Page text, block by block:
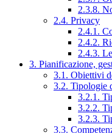
2.3.8.
2.4. Privacy
2.4.1.
2.4.2.
2.4.3.
3. Pianificazione,
3.1. Obiettivi
3.2. Tipologie
3.2.1.
3.2.2.
3.2.3.
3.3.